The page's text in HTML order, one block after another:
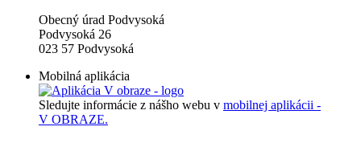
Obecný úrad Podvysoká
Podvysoká 26
023 57 Podvysoká
Mobilná aplikácia
Sledujte informácie z nášho webu v mobilnej aplikácii -
V OBRAZE.